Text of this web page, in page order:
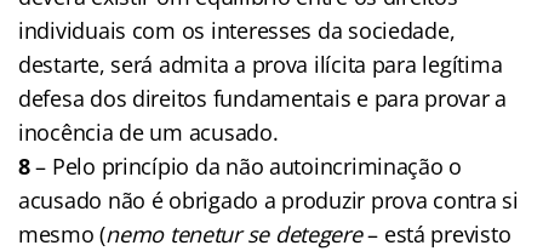
individuais com os interesses da sociedade,
destarte, será admita a prova ilícita para legítima
defesa dos direitos fundamentais e para provar a
inocência de um acusado.
8– Pelo princípio da não autoincriminação o
acusado não é obrigado a produzir prova contra si
mesmo (nemo tenetur se detegere– está previsto